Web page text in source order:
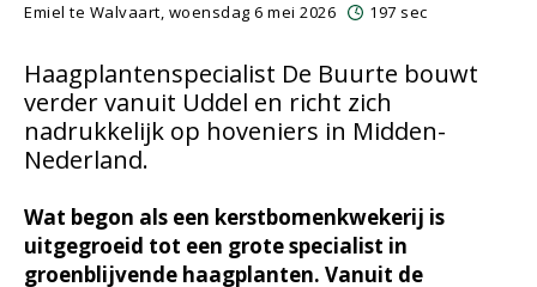
Emiel te Walvaart, woensdag 6 mei 2026 197 sec
Haagplantenspecialist De Buurte bouwt
verder vanuit Uddel en richt zich
nadrukkelijk op hoveniers in Midden-
Nederland.
Wat begon als een kerstbomenkwekerij is
uitgegroeid tot een grote specialist in
groenblijvende haagplanten. Vanuit de